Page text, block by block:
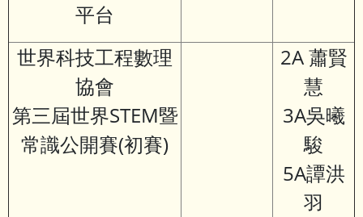
平台
世界科技工程數理
協會
第三屆世界STEM暨
常識公開賽(初賽)
2A 蕭賢
慧
3A吳曦
駿
5A譚洪
羽